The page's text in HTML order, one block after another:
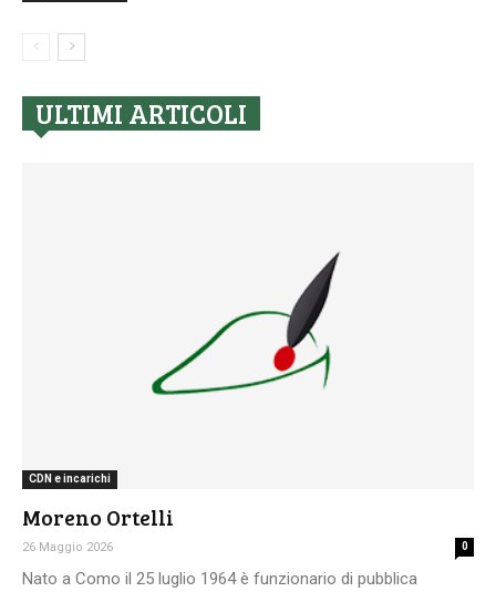
ULTIMI ARTICOLI
CDN e incarichi
Moreno Ortelli
26 Maggio 2026 0
Nato a Como il 25 luglio 1964 è funzionario di pubblica